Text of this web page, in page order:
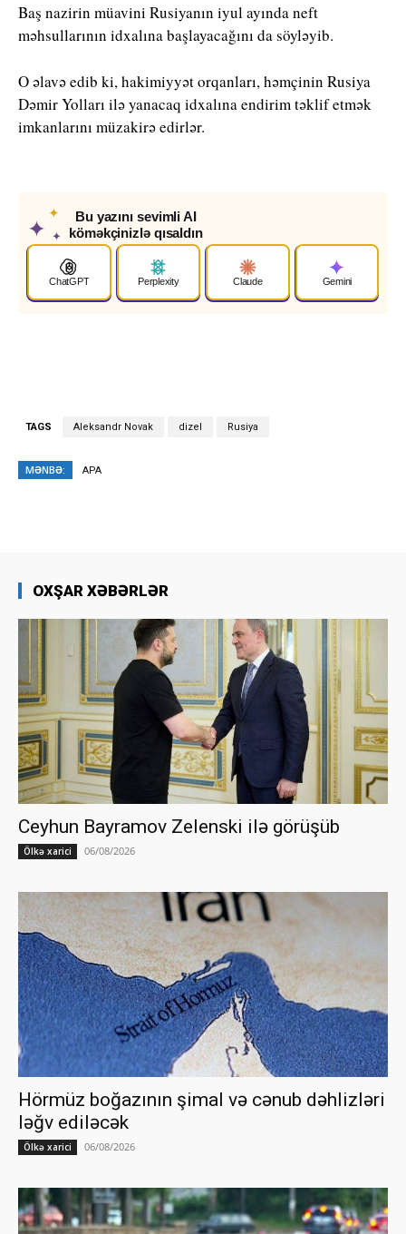
Baş nazirin müavini Rusiyanın iyul ayında neft
məhsullarının idxalına başlayacağını da söyləyib.
O əlavə edib ki, hakimiyyət orqanları, həmçinin Rusiya
Dəmir Yolları ilə yanacaq idxalına endirim təklif etmək
imkanlarını müzakirə edirlər.
✦
✦
✦
Bu yazını sevimli AI
köməkçinizlə qısaldın
ChatGPT Perplexity Claude Gemini
TAGS Aleksandr Novak dizel Rusiya
MƏNBƏ: APA
OXŞAR XƏBƏRLƏR
Ceyhun Bayramov Zelenski ilə görüşüb
Ölkə xarici 06/08/2026
Hörmüz boğazının şimal və cənub dəhlizləri
ləğv ediləcək
Ölkə xarici 06/08/2026